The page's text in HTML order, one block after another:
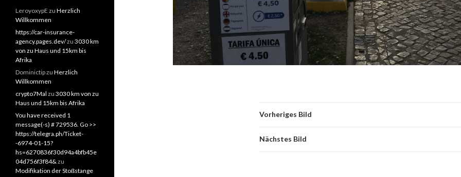
Vorheriges Bild
Nächstes Bild
LeroyoxypE zu Herzlich
Willkommen
https://car-insurance-
agency.pages.dev/zu 3030 km
von zu Haus und 15km bis
Afrika
Dominictipzu Herzlich
Willkommen
crypto7Mal zu 3030 km von zu
Haus und 15km bis Afrika
You have received 1
message(-s) # 729536. Go >>
https://telegra.ph/Ticket-
-6974-01-15?
hs=6270836f30d94a4bfb45e
04d756f3f84&zu
Modifikation der Stoßstange